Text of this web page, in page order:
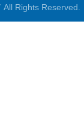
All Rights